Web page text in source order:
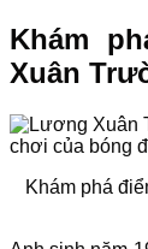
Khám
Xuân
Khám phá